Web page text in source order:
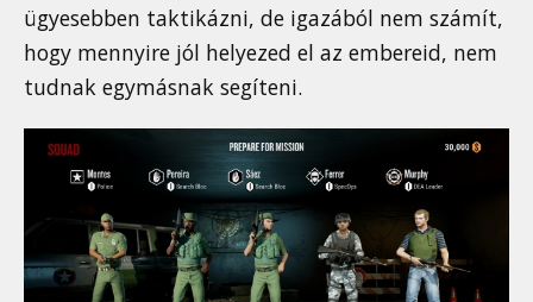
ügyesebben taktikázni, de igazából nem számít,
hogy mennyire jól helyezed el az embereid, nem
tudnak egymásnak segíteni.